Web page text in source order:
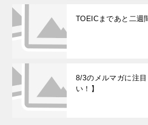
TOEICまであと二週
8/3のメルマガに注
い！】